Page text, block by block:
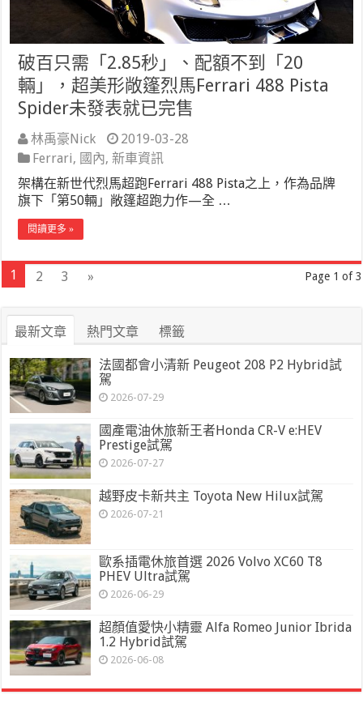
破百只需「2.85秒」、配額不到「20
輛」，超美形敞篷烈馬Ferrari 488 Pista
Spider未發表就已完售
林禹豪Nick
2019-03-28
Ferrari, 國內,新車資訊
架構在新世代烈馬超跑Ferrari 488 Pista之上，作為品牌
旗下「第50輛」敞篷超跑力作—全 …
閱讀更多 »
Page 1 of 3
1 2 3 »
最新文章 熱門文章 標籤
法國都會小清新 Peugeot 208 P2 Hybrid試
駕
2026-07-29
國產電油休旅新王者Honda CR-V e:HEV
Prestige試駕
2026-07-27
越野皮卡新共主 Toyota New Hilux試駕
2026-07-21
歐系插電休旅首選 2026 Volvo XC60 T8
PHEV Ultra試駕
2026-06-29
超顏值愛快小精靈 Alfa Romeo Junior Ibrida
1.2 Hybrid試駕
2026-06-08